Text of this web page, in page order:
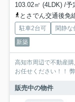
103.02㎡ (4LDK) /予
とさでん交通後免
駐車2台可 閑静な
新築
高知市周辺で不動産
お任せください！！
販売中の物件